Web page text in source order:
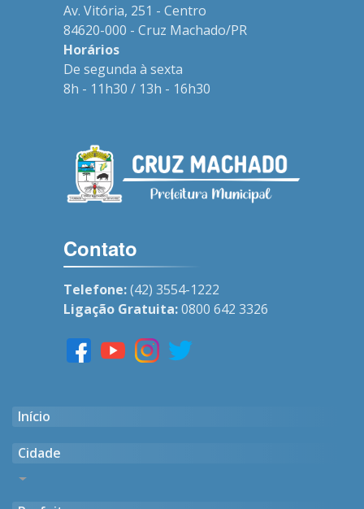
Av. Vitória, 251 - Centro
84620-000 - Cruz Machado/PR
Horários
De segunda à sexta
8h - 11h30 / 13h - 16h30
Contato
Telefone:(42) 3554-1222
Ligação Gratuita:0800 642 3326
Início
Cidade